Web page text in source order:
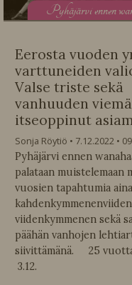
Pyhäjärvi ennen
Eerosta vuoden
varttuneiden
Valse triste sekä
vanhuuden viemä
itseoppinut
Sonja Röytiö 7.12.2022
Pyhäjärvi ennen
palataan muistelemaan
vuosien tapahtumia aina
viidenkymmenen sekä
päähän vanhojen
siivittämänä. 25
3.12.